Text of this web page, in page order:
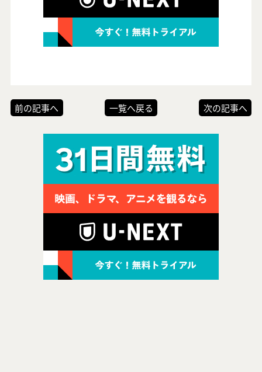
前の記事へ 一覧へ戻る 次の記事へ